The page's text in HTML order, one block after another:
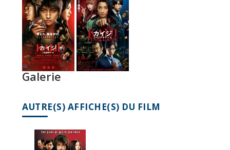
Galerie
AUTRE(S) AFFICHE(S) DU FILM